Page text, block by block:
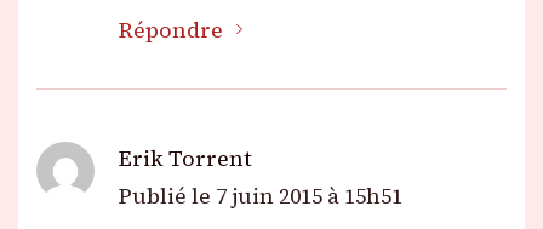
Répondre
Erik Torrent
Publié le 7 juin 2015 à 15h51